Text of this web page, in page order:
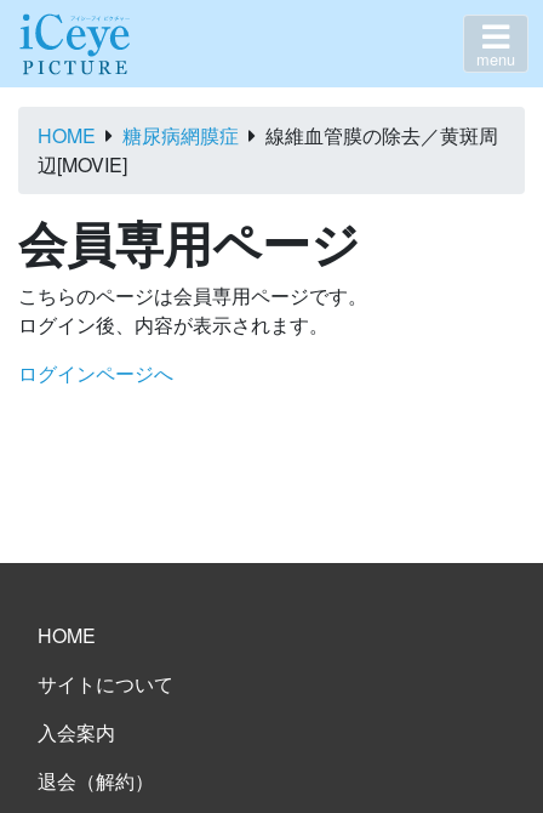
menu
HOME 糖尿病網膜症
線維血管膜の除去／黄斑周
辺[MOVIE]
会員専用ページ
こちらのページは会員専用ページです。
ログイン後、内容が表示されます。
ログインページへ
HOME
サイトについて
入会案内
退会（解約）